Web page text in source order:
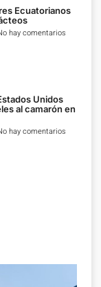
Ecuatorianos
hay comentarios
Unidos
al camarón en
hay comentarios